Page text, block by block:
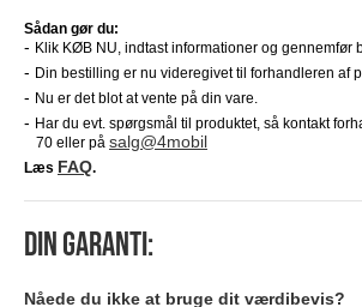
Sådan gør du:
Klik KØB NU, indtast informationer og gennemfør
Din bestilling er nu videregivet til forhandleren af
Nu er det blot at vente på din vare.
Har du evt. spørgsmål til produktet, så kontakt
70 eller på salg@4mobil
Læs FAQ.
Din garanti:
Nåede du ikke at bruge dit værdibevis?